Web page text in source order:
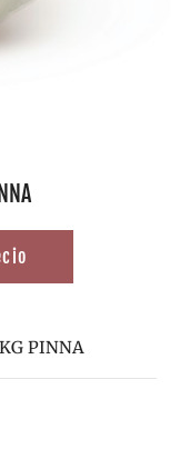
PINNA